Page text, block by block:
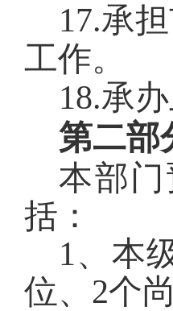
17.承
工作。
18.承
第二
本部
括：
1、本
位、2个